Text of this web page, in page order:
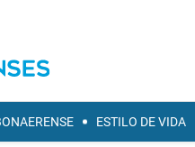
ESTILO DE VIDA